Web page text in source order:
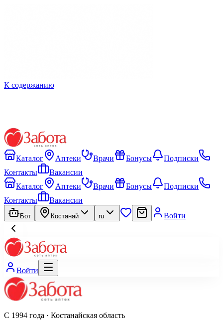
К содержанию
Каталог Аптеки Врачи Бонусы
Подписки
Контакты
Вакансии
Каталог
Аптеки Врачи Бонусы
Подписки
Контакты
Вакансии
Бот Костанай ru Войти
Войти
С 1994 года · Костанайская область